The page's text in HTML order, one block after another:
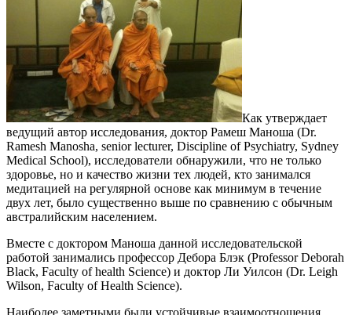
Как утверждает
ведущий автор исследования, доктор Рамеш Маноша (Dr.
Ramesh Manosha, senior lecturer, Discipline of Psychiatry, Sydney
Medical School), исследователи обнаружили, что не только
здоровье, но и качество жизни тех людей, кто занимался
медитацией на регулярной основе как минимум в течение
двух лет, было существенно выше по сравнению с обычным
австралийским населением.
Вместе с доктором Маноша данной исследовательской
работой занимались профессор Дебора Блэк (Professor Deborah
Black, Faculty of health Science) и доктор Ли Уилсон (Dr. Leigh
Wilson, Faculty of Health Science).